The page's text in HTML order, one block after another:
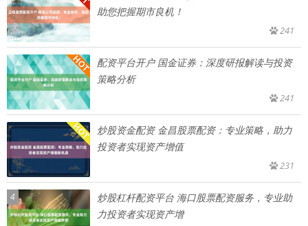
助您把握期市良机！
241
配资平台开户 国金证券：深度研报解读与投资
策略分析
241
炒股资金配资 金昌股票配资：专业策略，助力
投资者实现资产增值
231
4
炒股杠杆配资平台 海口股票配资服务，专业助
力投资者实现资产增